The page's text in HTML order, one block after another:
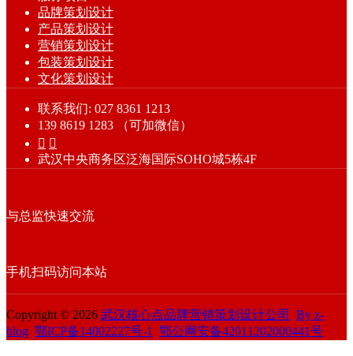
品牌策划设计
产品策划设计
营销策划设计
包装策划设计
文化策划设计
联系我们: 027 8361 1213
139 8619 1283 （可加微信）
 
武汉中央商务区泛海国际SOHO城5栋4F
与总监快速交流
手机扫码访问本站
Copyright © 2026 武汉核心点品牌营销策划设计公司
By z-
blog 鄂ICP备14002227号-1 鄂公网安备42011202000441号